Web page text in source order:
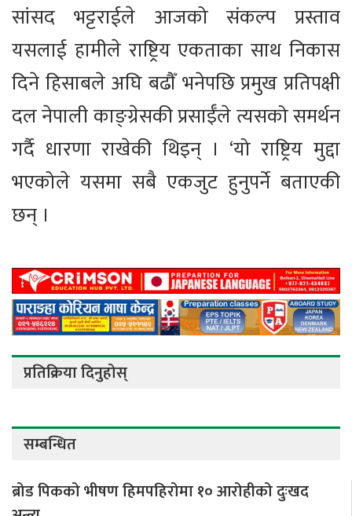
सांसद भट्टराईले आजको संकल्प प्रस्ताव
यसलाई हामीले राष्ट्रिय एकताका साथ निकास
दिने हिसाबले अघि बढौँ भनेपछि प्रमुख प्रतिपक्षी
दल नेपाली काङ्ग्रेसकी प्रसाईँले त्यसको समर्थन
गर्दै धारणा राखेकी थिइन् । ‘यो राष्ट्रिय मुद्दा
भएकोले यसमा सबै एकजुट हुनुपर्ने बताएकी
छन् ।
प्रतिक्रिया दिनुहोस्
सम्बन्धित
ब्रोड पिकको भीषण हिमपहिरोमा १० आरोहीको दुःखद